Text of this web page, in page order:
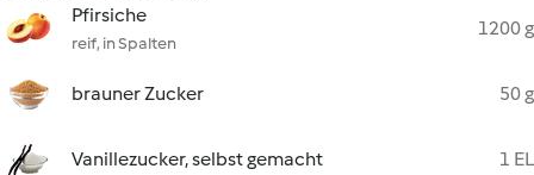
Pfirsiche
reif, in Spalten
1200 g
brauner Zucker 50 g
Vanillezucker, selbst gemacht 1 EL